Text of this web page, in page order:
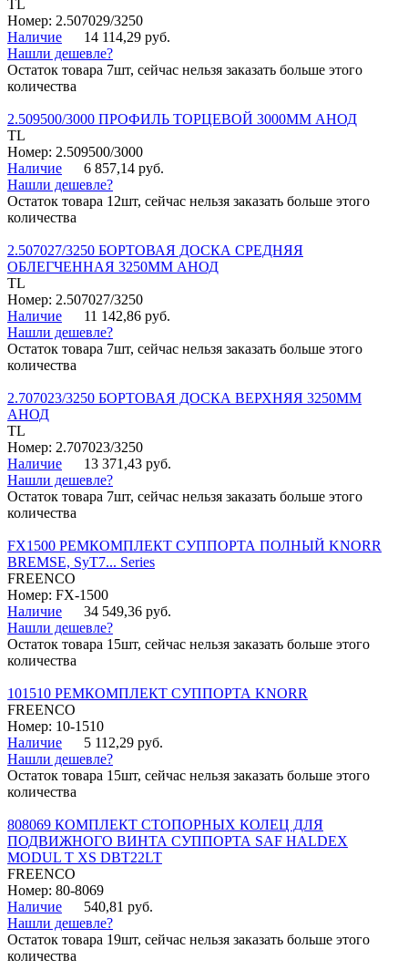
TL
Номер: 2.507029/3250
Наличие
14 114,29 руб.
Нашли дешевле?
Остаток товара 7шт, сейчас нельзя заказать больше этого
количества
2.509500/3000 ПРОФИЛЬ ТОРЦЕВОЙ 3000ММ АНОД
TL
Номер: 2.509500/3000
Наличие
6 857,14 руб.
Нашли дешевле?
Остаток товара 12шт, сейчас нельзя заказать больше этого
количества
2.507027/3250 БОРТОВАЯ ДОСКА СРЕДНЯЯ
ОБЛЕГЧЕННАЯ 3250ММ АНОД
TL
Номер: 2.507027/3250
Наличие
11 142,86 руб.
Нашли дешевле?
Остаток товара 7шт, сейчас нельзя заказать больше этого
количества
2.707023/3250 БОРТОВАЯ ДОСКА ВЕРХНЯЯ 3250ММ
АНОД
TL
Номер: 2.707023/3250
Наличие
13 371,43 руб.
Нашли дешевле?
Остаток товара 7шт, сейчас нельзя заказать больше этого
количества
FX1500 РЕМКОМПЛЕКТ СУППОРТА ПОЛНЫЙ KNORR
BREMSE, SyT7... Series
FREENCO
Номер: FX-1500
Наличие
34 549,36 руб.
Нашли дешевле?
Остаток товара 15шт, сейчас нельзя заказать больше этого
количества
101510 РЕМКОМПЛЕКТ СУППОРТА KNORR
FREENCO
Номер: 10-1510
Наличие
5 112,29 руб.
Нашли дешевле?
Остаток товара 15шт, сейчас нельзя заказать больше этого
количества
808069 КОМПЛЕКТ СТОПОРНЫХ КОЛЕЦ ДЛЯ
ПОДВИЖНОГО ВИНТА СУППОРТА SAF HALDEX
MODUL T XS DBT22LT
FREENCO
Номер: 80-8069
Наличие
540,81 руб.
Нашли дешевле?
Остаток товара 19шт, сейчас нельзя заказать больше этого
количества